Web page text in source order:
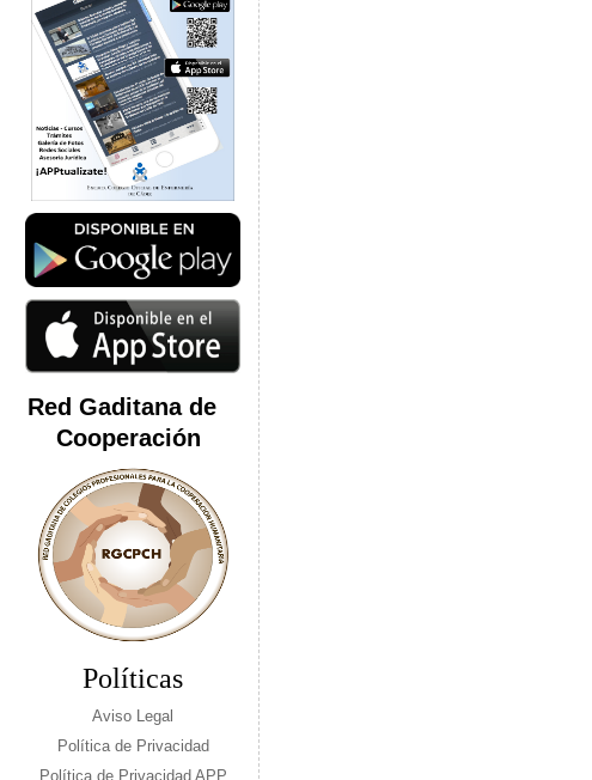
Red Gaditana de
Cooperación
Políticas
Aviso Legal
Política de Privacidad
Política de Privacidad APP